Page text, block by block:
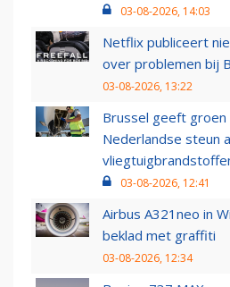
03-08-2026, 14:03
Netflix publiceert
over problemen bij
03-08-2026, 13:22
Brussel geeft groen
Nederlandse steun
03-08-2026, 12:41
Airbus A321neo in
beklad met graffiti
03-08-2026, 12:34